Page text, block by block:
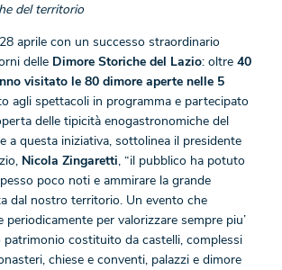
del territorio
aprile con un successo straordinario
delle Dimore Storiche del Lazio: oltre 40
visitato le 80 dimore aperte nelle 5
agli spettacoli in programma e partecipato
delle tipicità enogastronomiche del
a questa iniziativa, sottolinea il presidente
Nicola Zingaretti, “il pubblico ha potuto
poco noti e ammirare la grande
dal nostro territorio. Un evento che
periodicamente per valorizzare sempre piu’
costituito da castelli, complessi
chiese e conventi, palazzi e dimore